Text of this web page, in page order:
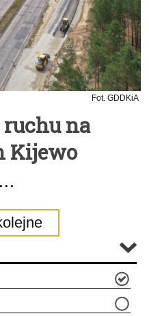
Fot. GDDKiA
na
Kijewo
...